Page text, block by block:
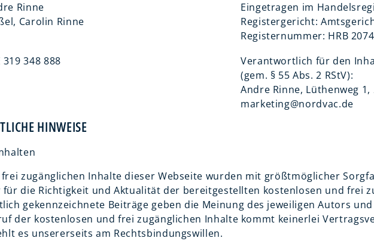
Rinne
Carolin Rinne
Eingetragen im
Registergericht:
Registernummer: HRB
319 348 888
Verantwortlich für den
(gem. § 55 Abs. 2 RStV):
Andre Rinne, Lüthenweg
marketing@nordvac.de
HINWEISE
zugänglichen Inhalte dieser Webseite wurden mit größtmöglicher
für die Richtigkeit und Aktualität der bereitgestellten kostenlosen und frei
gekennzeichnete Beiträge geben die Meinung des jeweiligen Autors
der kostenlosen und frei zugänglichen Inhalte kommt keinerlei
es unsererseits am Rechtsbindungswillen.